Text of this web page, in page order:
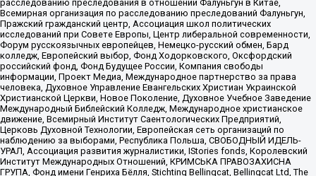
расследованию преследования в отношении Фалуньгун в Китае,
Всемирная организация по расследованию преследований Фалуньгун,
Пражский гражданский центр, Ассоциация школ политических
исследований при Совете Европы, Центр либеральной современности,
Форум русскоязычных европейцев, Немецко-русский обмен, Бард
колледж, Европейский выбор, Фонд Ходорковского, Оксфордский
российский фонд, Фонд Будущее России, Компания свободы
информации, Проект Медиа, Международное партнерство за права
человека, Духовное Управление Евангельских Христиан Украинской
Христианской Церкви, Новое Поколение, Духовное Учебное Заведение
Международный Библейский Колледж, Международное христианское
движение, Всемирный Институт Саентологических Предприятий,
Церковь Духовной Технологии, Европейская сеть организаций по
наблюдению за выборами, Республика Польша, СВОБОДНЫЙ ИДЕЛЬ-
УРАЛ, Ассоциация развития журналистики, IStories fonds, Королевский
Институт Международных Отношений, КРИМСЬКА ПРАВОЗАХИСНА
ГРУПА, Фонд имени Генриха Бёлля, Stichting Bellingcat, Bellingcat Ltd, The